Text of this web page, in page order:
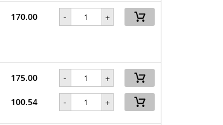
170.00 - +
175.00 - +
100.54 - +